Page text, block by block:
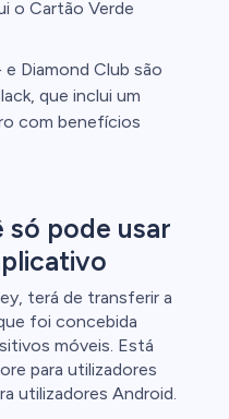
o Cartão Verde
Diamond Club são
que inclui um
com benefícios
pode usar
terá de transferir a
foi concebida
móveis. Está
para utilizadores
utilizadores Android.